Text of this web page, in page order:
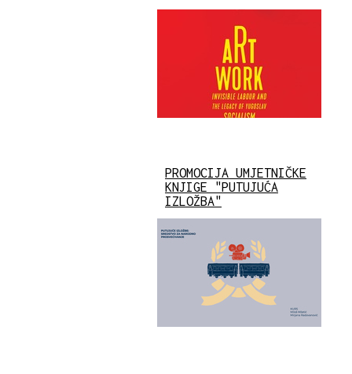
PROMOCIJA UMJETNIČKE
KNJIGE "PUTUJUĆA
IZLOŽBA"